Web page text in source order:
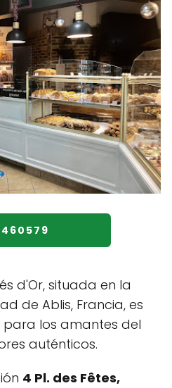
d'Or, situada en la
de Ablis, Francia, es
los amantes del
auténticos.
4 Pl. des Fêtes,